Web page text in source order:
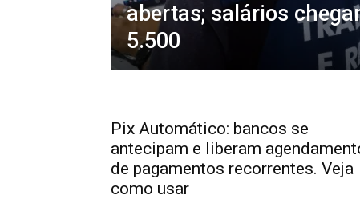
abertas; salários
5.500
Pix Automático: bancos se
antecipam e liberam
de pagamentos recorrentes. Veja
como usar